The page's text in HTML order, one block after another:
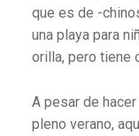
que es de -
una playa para
orilla, pero tiene
A pesar de
pleno verano,